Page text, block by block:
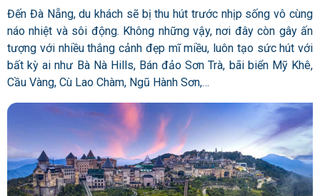
Đến Đà Nẵng, du khách sẽ bị thu hút trước nhịp sống vô cùng
náo nhiệt và sôi động. Không những vậy, nơi đây còn gây ấn
tượng với nhiều thắng cảnh đẹp mĩ miều, luôn tạo sức hút với
bất kỳ ai như Bà Nà Hills, Bán đảo Sơn Trà, bãi biển Mỹ Khê,
Cầu Vàng, Cù Lao Chàm, Ngũ Hành Sơn,…